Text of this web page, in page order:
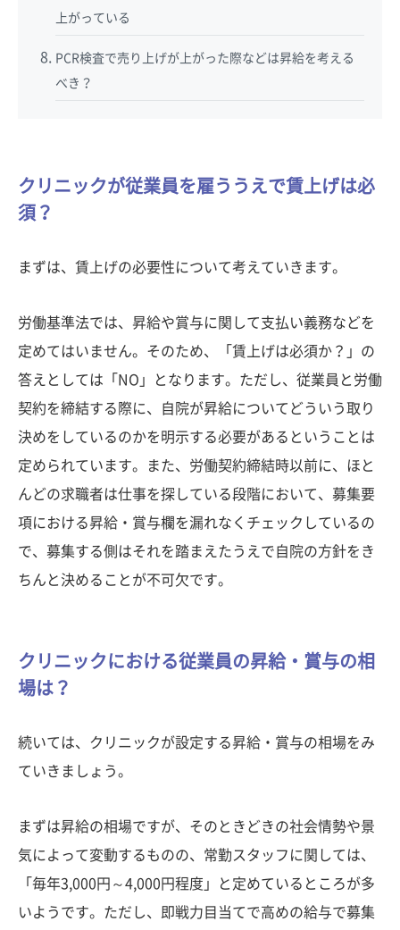
上がっている
PCR検査で売り上げが上がった際などは昇給を考える
べき？
クリニックが従業員を雇ううえで賃上げは必
須？
まずは、賃上げの必要性について考えていきます。
労働基準法では、昇給や賞与に関して支払い義務などを
定めてはいません。そのため、「賃上げは必須か？」の
答えとしては「NO」となります。ただし、従業員と労働
契約を締結する際に、自院が昇給についてどういう取り
決めをしているのかを明示する必要があるということは
定められています。また、労働契約締結時以前に、ほと
んどの求職者は仕事を探している段階において、募集要
項における昇給・賞与欄を漏れなくチェックしているの
で、募集する側はそれを踏まえたうえで自院の方針をき
ちんと決めることが不可欠です。
クリニックにおける従業員の昇給・賞与の相
場は？
続いては、クリニックが設定する昇給・賞与の相場をみ
ていきましょう。
まずは昇給の相場ですが、そのときどきの社会情勢や景
気によって変動するものの、常勤スタッフに関しては、
「毎年3,000円～4,000円程度」と定めているところが多
いようです。ただし、即戦力目当てで高めの給与で募集